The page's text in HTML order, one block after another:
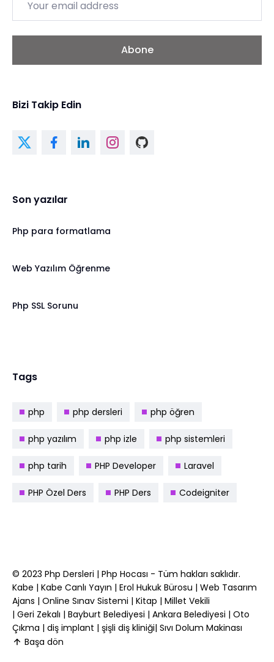
Abone
Bizi Takip Edin
Son yazılar
Php para formatlama
Web Yazılım Öğrenme
Php SSL Sorunu
Tags
php php dersleri php öğren
php yazılım php izle php sistemleri
php tarih PHP Developer Laravel
PHP Özel Ders PHP Ders Codeigniter
© 2023 Php Dersleri | Php Hocası - Tüm hakları saklıdır.
Kabe | Kabe Canlı Yayın | Erol Hukuk Bürosu | Web Tasarım
Ajans | Online Sınav Sistemi | Kitap | Millet Vekili
| Geri Zekalı | Bayburt Belediyesi | Ankara Belediyesi | Oto
Çıkma | diş implant | şişli diş kliniği| Sıvı Dolum Makinası
Başa dön